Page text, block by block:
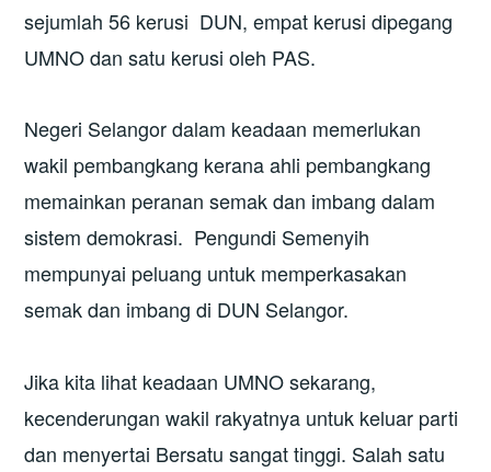
sejumlah 56 kerusi DUN, empat kerusi dipegang
UMNO dan satu kerusi oleh PAS.
Negeri Selangor dalam keadaan memerlukan
wakil pembangkang kerana ahli pembangkang
memainkan peranan semak dan imbang dalam
sistem demokrasi. Pengundi Semenyih
mempunyai peluang untuk memperkasakan
semak dan imbang di DUN Selangor.
Jika kita lihat keadaan UMNO sekarang,
kecenderungan wakil rakyatnya untuk keluar parti
dan menyertai Bersatu sangat tinggi. Salah satu